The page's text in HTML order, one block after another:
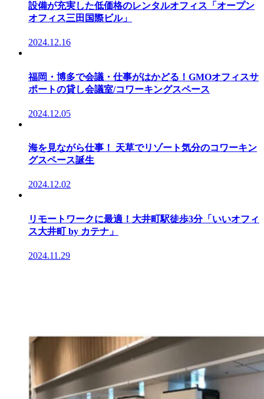
設備が充実した低価格のレンタルオフィス「オープン
オフィス三田国際ビル」
2024.12.16
福岡・博多で会議・仕事がはかどる！GMOオフィスサ
ポートの貸し会議室/コワーキングスペース
2024.12.05
海を見ながら仕事！ 天草でリゾート気分のコワーキン
グスペース誕生
2024.12.02
リモートワークに最適！大井町駅徒歩3分「いいオフィ
ス大井町 by カテナ」
2024.11.29